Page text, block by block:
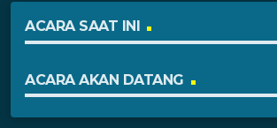
ACARA SAAT INI
ACARA AKAN DATANG